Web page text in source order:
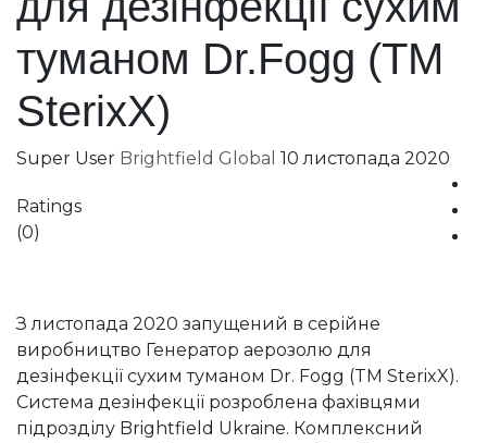
туманом Dr.Fogg (TM
SterixX)
Super User Brightfield Global 10 листопада 2020
Ratings
(0)
З листопада 2020 запущений в серійне
виробництво Генератор аерозолю для
дезінфекції сухим туманом Dr. Fogg (TM SterixX).
Система дезінфекції розроблена фахівцями
підрозділу Brightfield Ukraine. Комплексний